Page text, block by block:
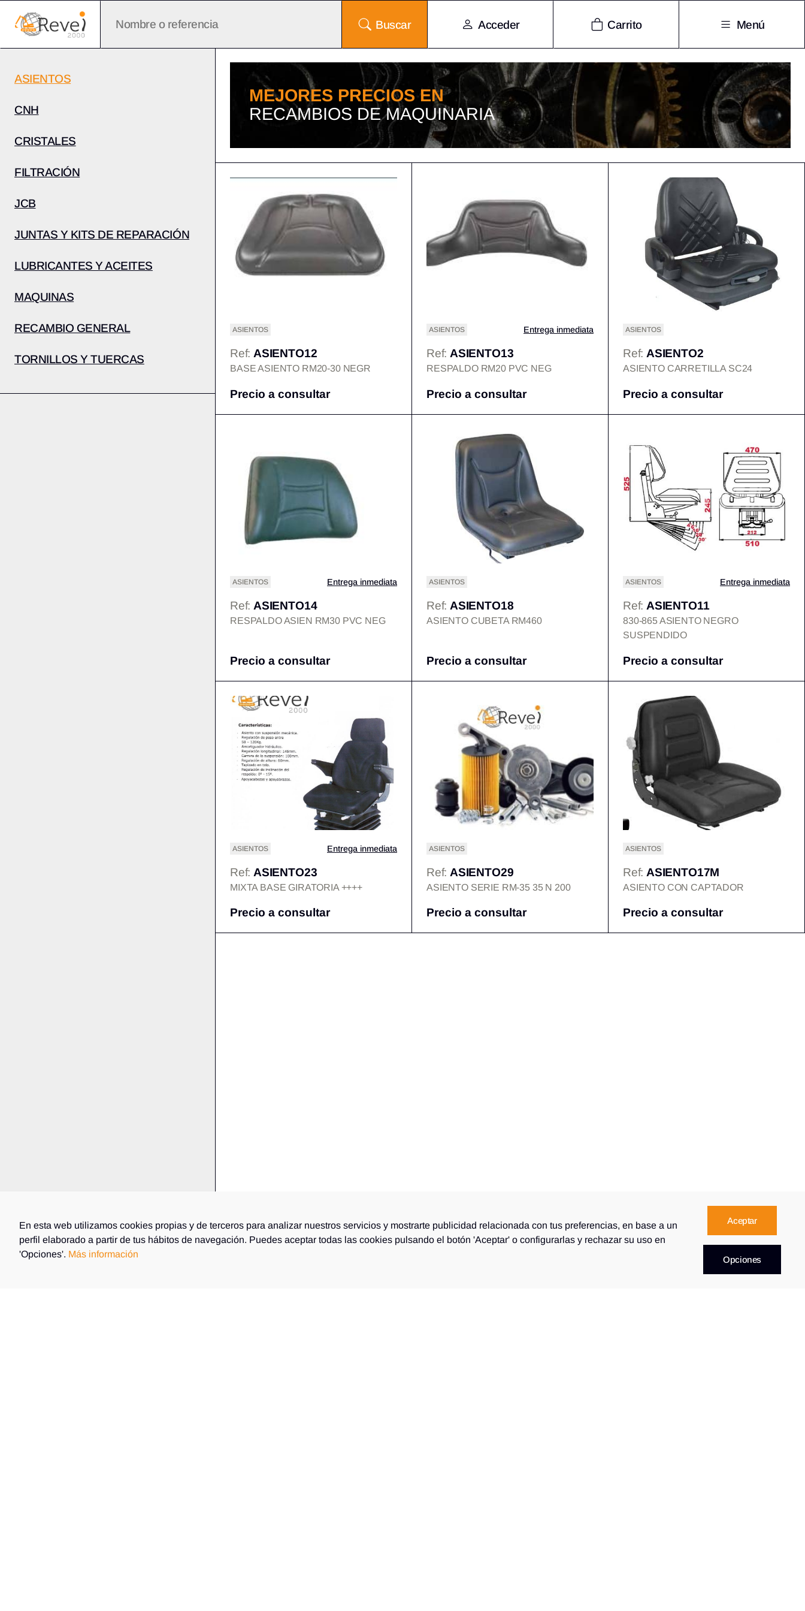
Buscar Acceder Carrito Menú
ASIENTOS
CNH
CRISTALES
FILTRACIÓN
JCB
JUNTAS Y KITS DE REPARACIÓN
LUBRICANTES Y ACEITES
MAQUINAS
RECAMBIO GENERAL
TORNILLOS Y TUERCAS
MEJORES PRECIOS EN
RECAMBIOS DE MAQUINARIA
ASIENTOS
Ref:ASIENTO12
BASE ASIENTO RM20-30 NEGR
Precio a consultar
ASIENTOS Entrega inmediata
Ref:ASIENTO13
RESPALDO RM20 PVC NEG
Precio a consultar
ASIENTOS
Ref:ASIENTO2
ASIENTO CARRETILLA SC24
Precio a consultar
ASIENTOS Entrega inmediata
Ref: ASIENTO14
RESPALDO ASIEN RM30 PVC NEG
Precio a consultar
ASIENTOS
Ref: ASIENTO18
ASIENTO CUBETA RM460
Precio a consultar
ASIENTOS Entrega inmediata
Ref: ASIENTO11
830-865 ASIENTO NEGRO
SUSPENDIDO
Precio a consultar
ASIENTOS Entrega inmediata
Ref: ASIENTO23
MIXTA BASE GIRATORIA ++++
Precio a consultar
ASIENTOS
Ref: ASIENTO29
ASIENTO SERIE RM-35 35 N 200
Precio a consultar
ASIENTOS
Ref: ASIENTO17M
ASIENTO CON CAPTADOR
Precio a consultar
En esta web utilizamos cookies propias y de terceros para analizar nuestros servicios y mostrarte publicidad relacionada con tus preferencias, en base a un
perfil elaborado a partir de tus hábitos de navegación. Puedes aceptar todas las cookies pulsando el botón 'Aceptar' o configurarlas y rechazar su uso en
'Opciones'. Más información
Aceptar
Opciones